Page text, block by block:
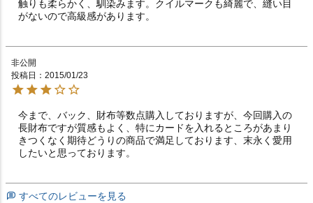
触りも柔らかく、馴染みます。クイルマークも綺麗で、縫い目
がないので高級感があります。
非公開
投稿日
2015/01/23
今まで、バック、財布等数点購入しておりますが、今回購入の
長財布ですが質感もよく、特にカードを入れるところがあまり
きつくなく期待どうりの商品で満足しております、末永く愛用
したいと思っております。
すべてのレビューを見る